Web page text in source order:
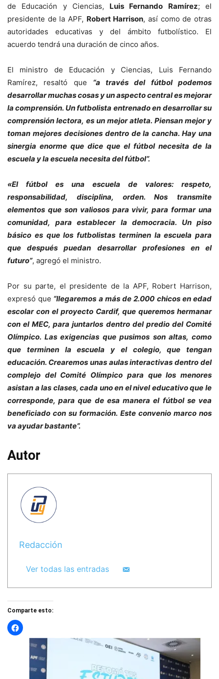
de Educación y Ciencias, Luis Fernando Ramírez; el
presidente de la APF, Robert Harrison, así como de otras
autoridades educativas y del ámbito futbolístico. El
acuerdo tendrá una duración de cinco años.
El ministro de Educación y Ciencias, Luis Fernando
Ramírez, resaltó que “a través del fútbol podemos
desarrollar muchas cosas y un aspecto central es mejorar
la comprensión. Un futbolista entrenado en desarrollar su
comprensión lectora, es un mejor atleta. Piensan mejor y
toman mejores decisiones dentro de la cancha. Hay una
sinergia enorme que dice que el fútbol necesita de la
escuela y la escuela necesita del fútbol”.
«El fútbol es una escuela de valores: respeto,
responsabilidad, disciplina, orden. Nos transmite
elementos que son valiosos para vivir, para formar una
comunidad, para establecer la democracia. Un piso
básico es que los futbolistas terminen la escuela para
que después puedan desarrollar profesiones en el
futuro”, agregó el ministro.
Por su parte, el presidente de la APF, Robert Harrison,
expresó que “llegaremos a más de 2.000 chicos en edad
escolar con el proyecto Cardif, que queremos hermanar
con el MEC, para juntarlos dentro del predio del Comité
Olímpico. Las exigencias que pusimos son altas, como
que terminen la escuela y el colegio, que tengan
educación. Crearemos unas aulas interactivas dentro del
complejo del Comité Olímpico para que los menores
asistan a las clases, cada uno en el nivel educativo que le
corresponde, para que de esa manera el fútbol se vea
beneficiado con su formación. Este convenio marco nos
va ayudar bastante”.
Autor
Redacción
Ver todas las entradas
Comparte esto: